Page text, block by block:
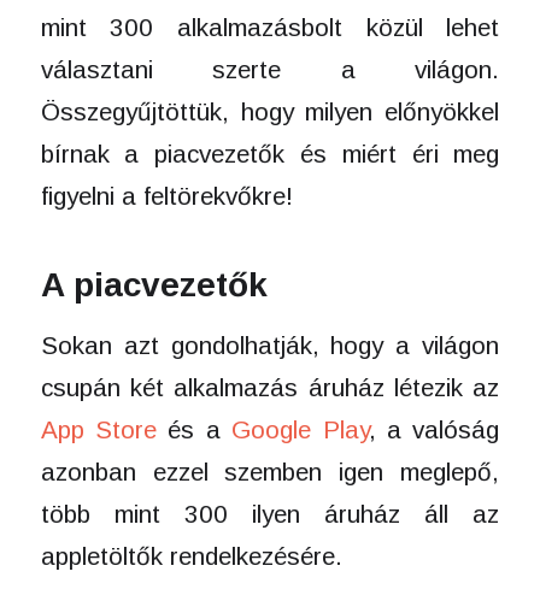
mint 300 alkalmazásbolt közül lehet
választani szerte a világon.
Összegyűjtöttük, hogy milyen előnyökkel
bírnak a piacvezetők és miért éri meg
figyelni a feltörekvőkre!
A piacvezetők
Sokan azt gondolhatják, hogy a világon
csupán két alkalmazás áruház létezik az
App Store és a Google Play, a valóság
azonban ezzel szemben igen meglepő,
több mint 300 ilyen áruház áll az
appletöltők rendelkezésére.